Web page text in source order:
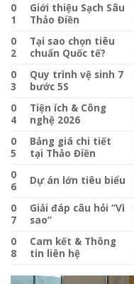
0
1
Giới thiệu Sạch Sâu
Thảo Điền
0
2
Tại sao chọn tiêu
chuẩn Quốc tế?
0
3
Quy trình vệ sinh 7
bước 5S
0
4
Tiện ích & Công
nghệ 2026
0
5
Bảng giá chi tiết
tại Thảo Điền
0
6
Dự án lớn tiêu biểu
0
7
Giải đáp câu hỏi “Vì
sao”
0
8
Cam kết & Thông
tin liên hệ